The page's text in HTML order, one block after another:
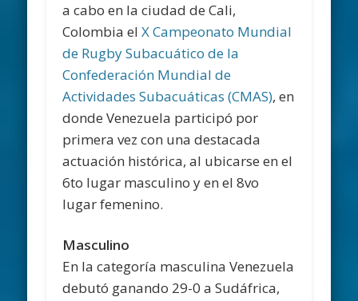
a cabo en la ciudad de Cali,
Colombia elX Campeonato Mundial
de Rugby Subacuático de la
Confederación Mundial de
Actividades Subacuáticas (CMAS), en
donde Venezuela participó por
primera vez con una destacada
actuación histórica, al ubicarse en el
6to lugar masculino y en el 8vo
lugar femenino.
Masculino
En la categoría masculina Venezuela
debutó ganando 29-0 a Sudáfrica,